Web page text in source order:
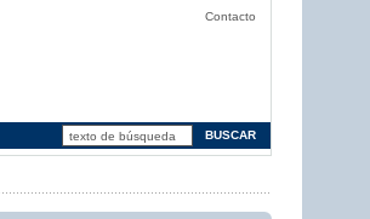
Contacto